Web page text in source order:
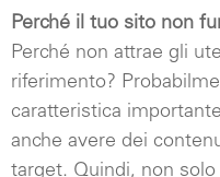
Perché il tuo sito non
Perché non attrae gli
riferimento?
caratteristica
anche avere dei
target. Quindi, non